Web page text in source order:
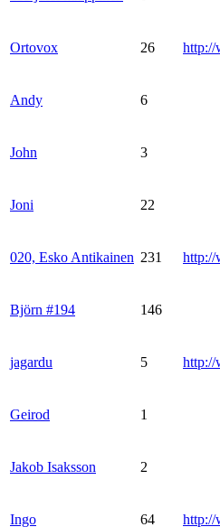
Ortovox 26 http://
Andy 6
John 3
Joni 22
020, Esko Antikainen 231 http://
Björn #194 146
jagardu 5 http://
Geirod 1
Jakob Isaksson 2
Ingo 64 http://